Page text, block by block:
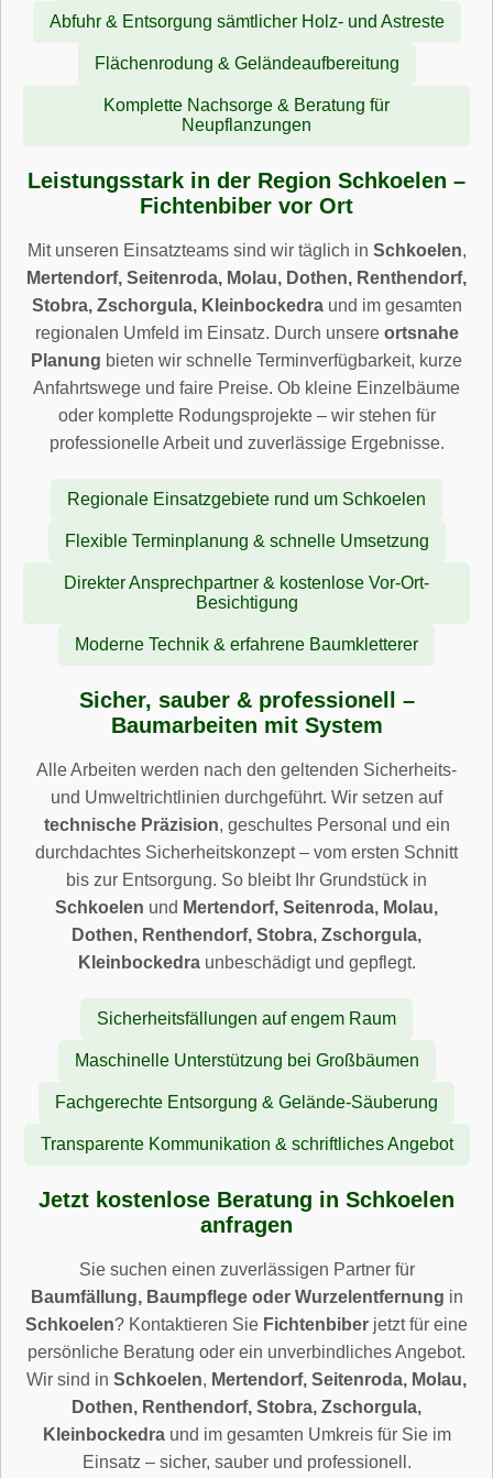
Abfuhr & Entsorgung sämtlicher Holz- und Astreste
Flächenrodung & Geländeaufbereitung
Komplette Nachsorge & Beratung für
Neupflanzungen
Leistungsstark in der Region Schkoelen –
Fichtenbiber vor Ort
Mit unseren Einsatzteams sind wir täglich in Schkoelen,
Mertendorf, Seitenroda, Molau, Dothen, Renthendorf,
Stobra, Zschorgula, Kleinbockedraund im gesamten
regionalen Umfeld im Einsatz. Durch unsere ortsnahe
Planung bieten wir schnelle Terminverfügbarkeit, kurze
Anfahrtswege und faire Preise. Ob kleine Einzelbäume
oder komplette Rodungsprojekte – wir stehen für
professionelle Arbeit und zuverlässige Ergebnisse.
Regionale Einsatzgebiete rund um Schkoelen
Flexible Terminplanung & schnelle Umsetzung
Direkter Ansprechpartner & kostenlose Vor-Ort-
Besichtigung
Moderne Technik & erfahrene Baumkletterer
Sicher, sauber & professionell –
Baumarbeiten mit System
Alle Arbeiten werden nach den geltenden Sicherheits-
und Umweltrichtlinien durchgeführt. Wir setzen auf
technische Präzision, geschultes Personal und ein
durchdachtes Sicherheitskonzept – vom ersten Schnitt
bis zur Entsorgung. So bleibt Ihr Grundstück in
Schkoelen und Mertendorf, Seitenroda, Molau,
Dothen, Renthendorf, Stobra, Zschorgula,
Kleinbockedraunbeschädigt und gepflegt.
Sicherheitsfällungen auf engem Raum
Maschinelle Unterstützung bei Großbäumen
Fachgerechte Entsorgung & Gelände-Säuberung
Transparente Kommunikation & schriftliches Angebot
Jetzt kostenlose Beratung in Schkoelen
anfragen
Sie suchen einen zuverlässigen Partner für
Baumfällung, Baumpflege oder Wurzelentfernung in
Schkoelen? Kontaktieren Sie Fichtenbiber jetzt für eine
persönliche Beratung oder ein unverbindliches Angebot.
Wir sind in Schkoelen, Mertendorf, Seitenroda, Molau,
Dothen, Renthendorf, Stobra, Zschorgula,
Kleinbockedraund im gesamten Umkreis für Sie im
Einsatz – sicher, sauber und professionell.